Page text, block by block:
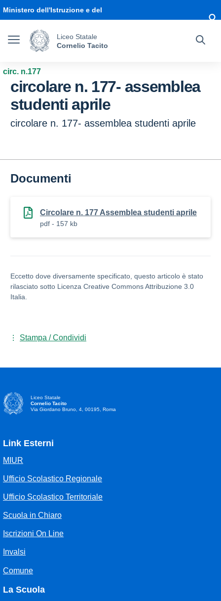
Ministero dell'Istruzione e del
Liceo Statale
Cornelio Tacito
circ. n.177
circolare n. 177- assemblea
studenti aprile
circolare n. 177- assemblea studenti aprile
Documenti
Circolare n. 177 Assemblea studenti aprile
pdf - 157 kb
Eccetto dove diversamente specificato, questo articolo è stato
rilasciato sotto Licenza Creative Commons Attribuzione 3.0
Italia.
Stampa / Condividi
Liceo Statale
Cornelio Tacito
Via Giordano Bruno, 4, 00195, Roma
Link Esterni
MIUR
Ufficio Scolastico Regionale
Ufficio Scolastico Territoriale
Scuola in Chiaro
Iscrizioni On Line
Invalsi
Comune
La Scuola